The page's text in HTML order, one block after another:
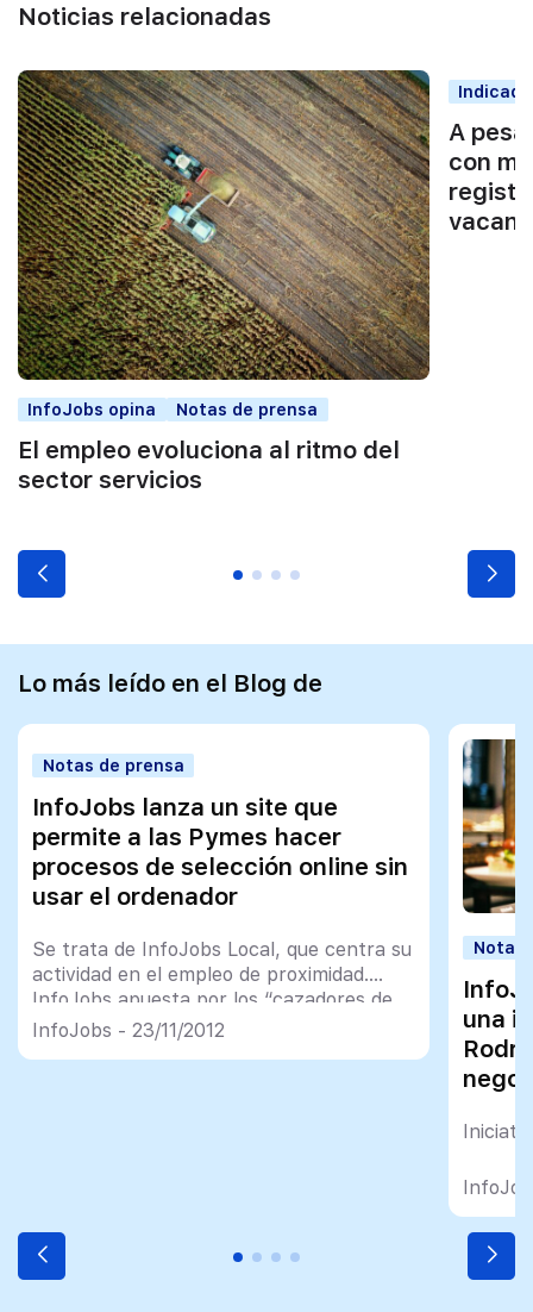
Noticias relacionadas
InfoJobs opina Notas de prensa
El empleo evoluciona al ritmo del
sector servicios
A
con
Lo más leído en el Blog de
Notas de prensa
InfoJobs lanza un site que
permite a las Pymes hacer
procesos de selección online sin
usar el ordenador
Se trata de InfoJobs Local, que centra su
actividad en el empleo de proximidad.
InfoJobs apuesta por los “cazadores de
ofertas”, particulares que registran
InfoJobs - 23/11/2012
Notas
una